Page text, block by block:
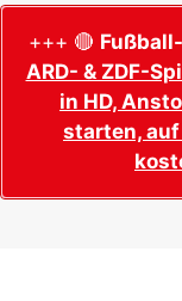
+++ 🔴
ARD- & ZDF-
in HD,
starten,